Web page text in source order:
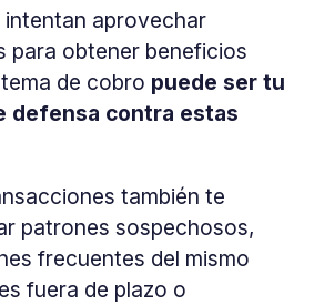
aprovechar
para obtener beneficios
de cobro puede ser tu
defensa contra estas
también te
patrones sospechosos,
frecuentes del mismo
fuera de plazo o